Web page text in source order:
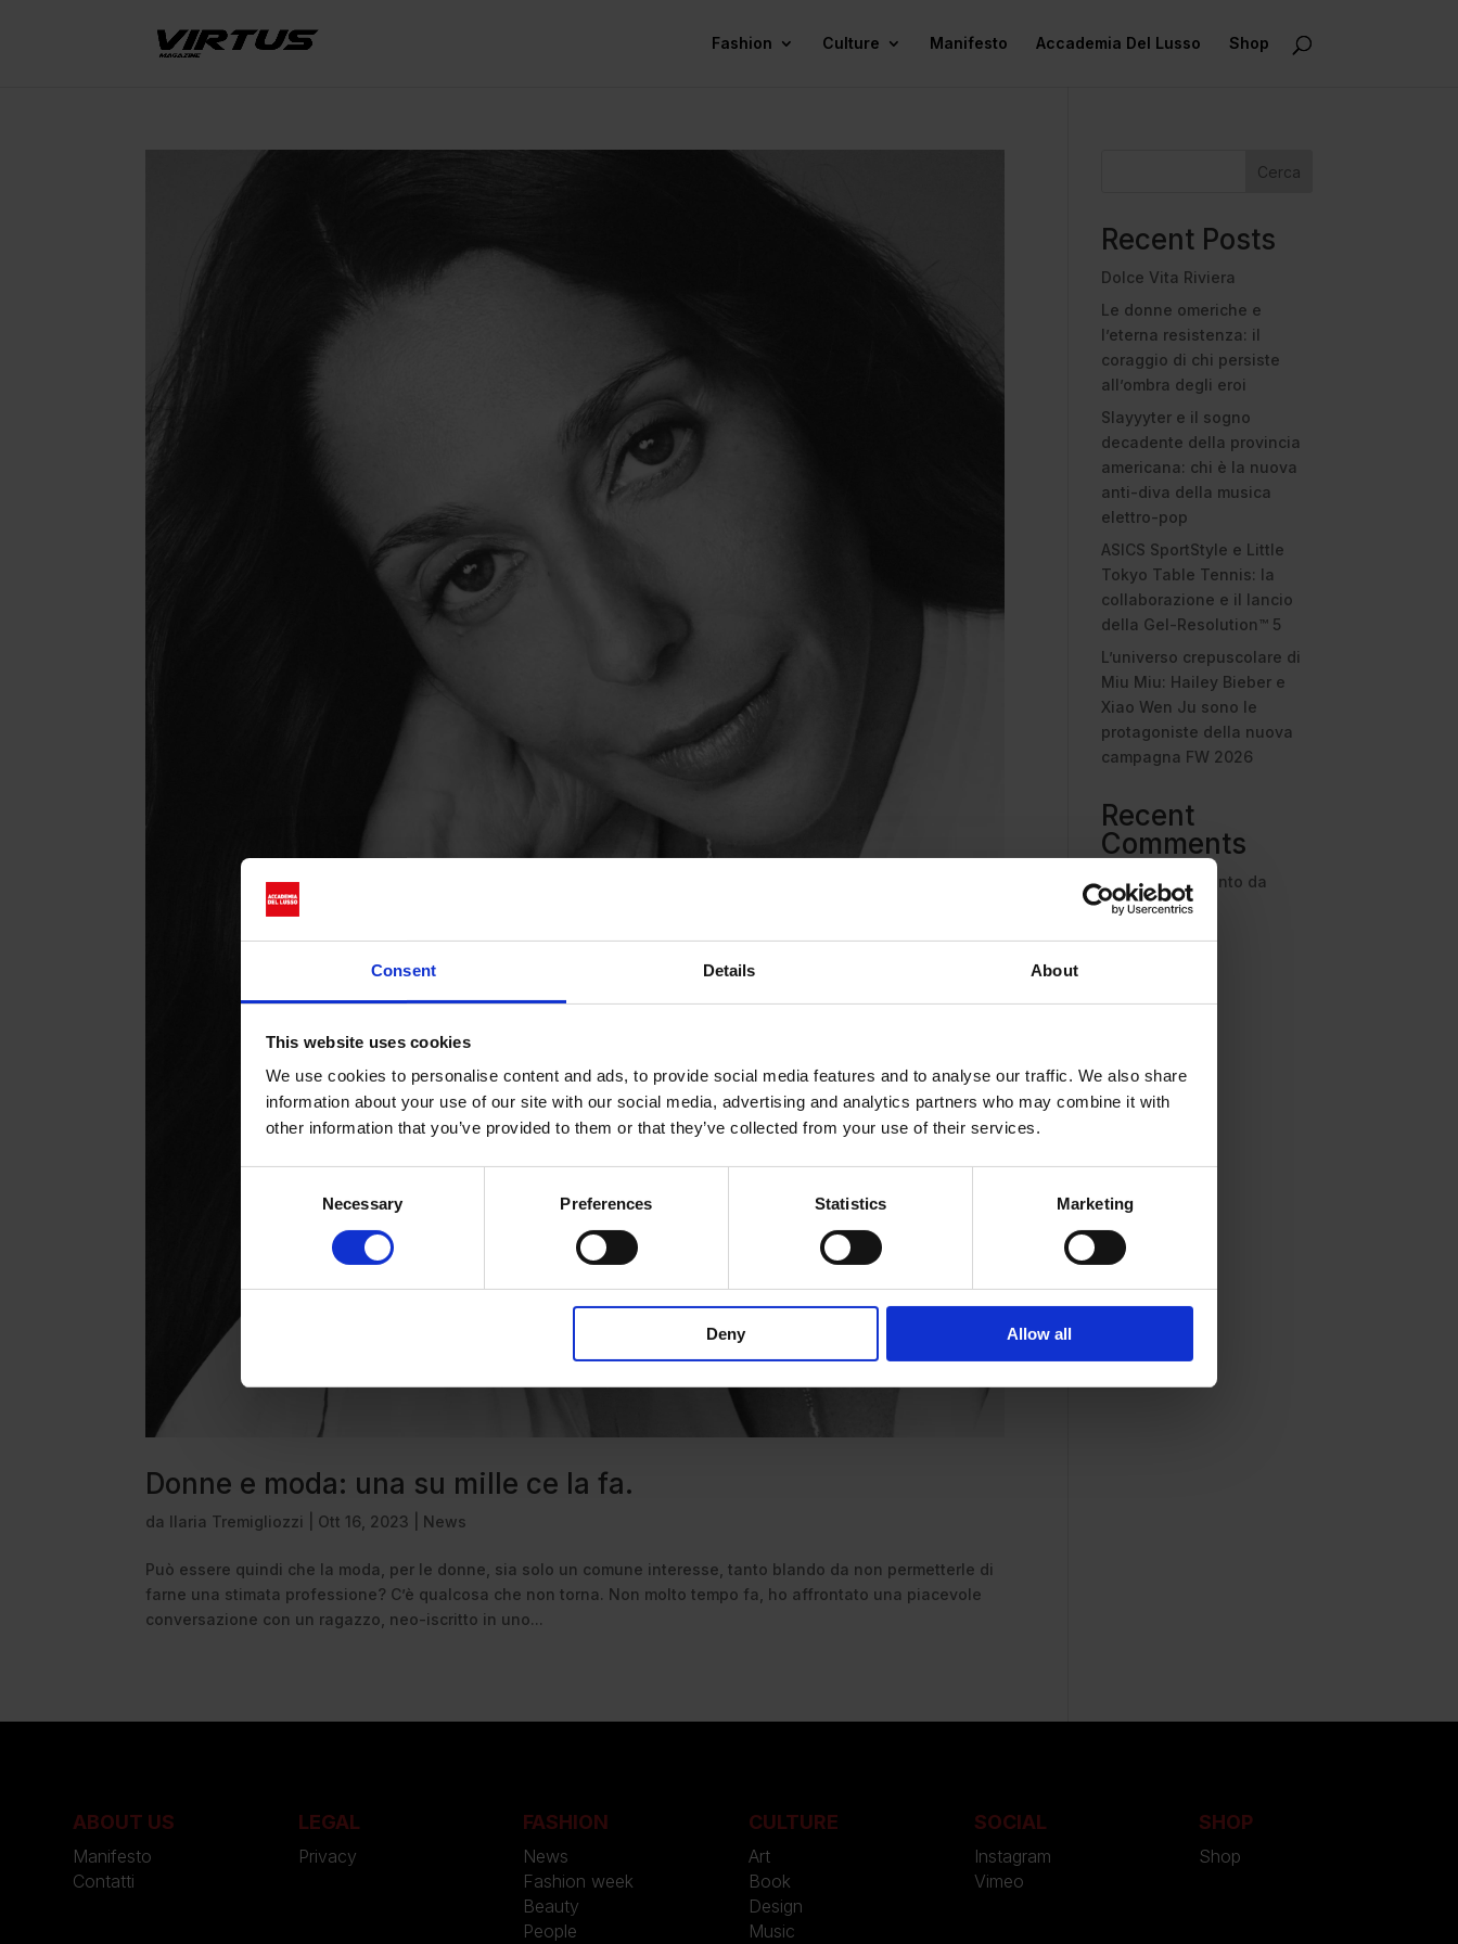
Consent Details About
This website uses cookies
We use cookies to personalise content and ads, to provide social media features and to analyse our traffic. We also share
information about your use of our site with our social media, advertising and analytics partners who may combine it with
other information that you’ve provided to them or that they’ve collected from your use of their services.
Necessary Preferences Statistics Marketing
Deny Allow all
Fashion Culture Manifesto Accademia Del Lusso Shop
Donne e moda: una su mille ce la fa.
da Ilaria Tremigliozzi Ott 16, 2023 News
Può essere quindi che la moda, per le donne, sia solo un comune interesse, tanto blando da non permetterle di
farne una stimata professione? C’è qualcosa che non torna. Non molto tempo fa, ho affrontato una piacevole
conversazione con un ragazzo, neo-iscritto in uno...
Cerca
Recent Posts
Dolce Vita Riviera
Le donne omeriche e
l’eterna resistenza: il
coraggio di chi persiste
all’ombra degli eroi
Slayyyter e il sogno
decadente della provincia
americana: chi è la nuova
anti-diva della musica
elettro-pop
ASICS SportStyle e Little
Tokyo Table Tennis: la
collaborazione e il lancio
della Gel-Resolution™ 5
L’universo crepuscolare di
Miu Miu: Hailey Bieber e
Xiao Wen Ju sono le
protagoniste della nuova
campagna FW 2026
Recent
Comments
Nessun commento da
mostrare.
ABOUT US
Manifesto
Contatti
LEGAL
Privacy
FASHION
News
Fashion week
Beauty
People
CULTURE
Art
Book
Design
Music
SOCIAL
Instagram
Vimeo
SHOP
Shop